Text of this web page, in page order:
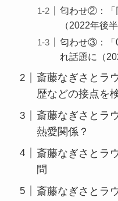
匂わせ②：「
（2022年後
匂わせ③：「
れ話題に（
斎藤なぎさとラ
歴などの接点を
斎藤なぎさとラ
熱愛関係？
斎藤なぎさとラ
問
斎藤なぎさとラ